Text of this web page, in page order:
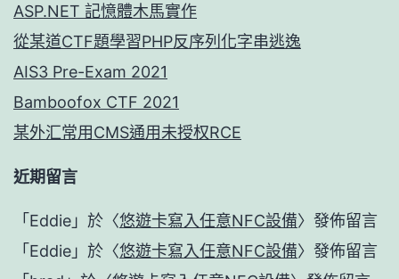
ASP.NET 記憶體木馬實作
從某道CTF題學習PHP反序列化字串逃逸
AIS3 Pre-Exam 2021
Bamboofox CTF 2021
某外汇常用CMS通用未授权RCE
近期留言
「Eddie 」於〈悠遊卡寫入任意NFC設備〉發佈留言
「Eddie 」於〈悠遊卡寫入任意NFC設備〉發佈留言